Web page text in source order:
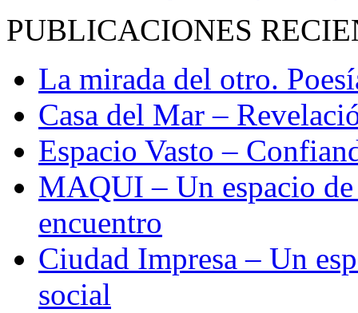
PUBLICACIONES
La mirada del otro.
Casa del Mar –
Espacio Vasto –
MAQUI – Un espacio
encuentro
Ciudad Impresa – Un
social